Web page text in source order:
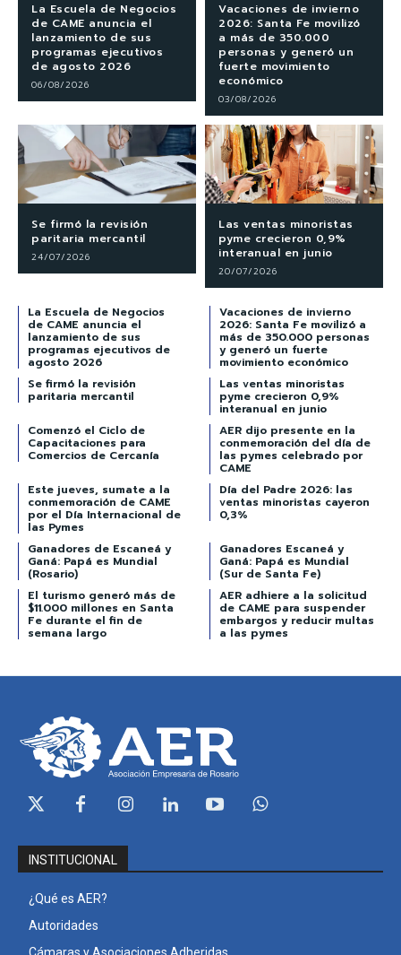
La Escuela de Negocios
de CAME anuncia el
lanzamiento de sus
programas ejecutivos
de agosto 2026
06/08/2026
Vacaciones de invierno
2026: Santa Fe movilizó
a más de 350.000
personas y generó un
fuerte movimiento
económico
03/08/2026
Se firmó la revisión
paritaria mercantil
24/07/2026
Las ventas minoristas
pyme crecieron 0,9%
interanual en junio
20/07/2026
La Escuela de Negocios
de CAME anuncia el
lanzamiento de sus
programas ejecutivos de
agosto 2026
Vacaciones de invierno
2026: Santa Fe movilizó a
más de 350.000 personas
y generó un fuerte
movimiento económico
Se firmó la revisión
paritaria mercantil
Las ventas minoristas
pyme crecieron 0,9%
interanual en junio
Comenzó el Ciclo de
Capacitaciones para
Comercios de Cercanía
AER dijo presente en la
conmemoración del día de
las pymes celebrado por
CAME
Este jueves, sumate a la
conmemoración de CAME
por el Día Internacional de
las Pymes
Día del Padre 2026: las
ventas minoristas cayeron
0,3%
Ganadores de Escaneá y
Ganá: Papá es Mundial
(Rosario)
Ganadores Escaneá y
Ganá: Papá es Mundial
(Sur de Santa Fe)
El turismo generó más de
$11.000 millones en Santa
Fe durante el fin de
semana largo
AER adhiere a la solicitud
de CAME para suspender
embargos y reducir multas
a las pymes
INSTITUCIONAL
¿Qué es AER?
Autoridades
Cámaras y Asociaciones Adheridas